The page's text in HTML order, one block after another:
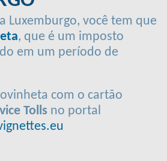
Luxemburgo, você tem que
, que é um imposto
em um período de
com o cartão
Tolls no portal